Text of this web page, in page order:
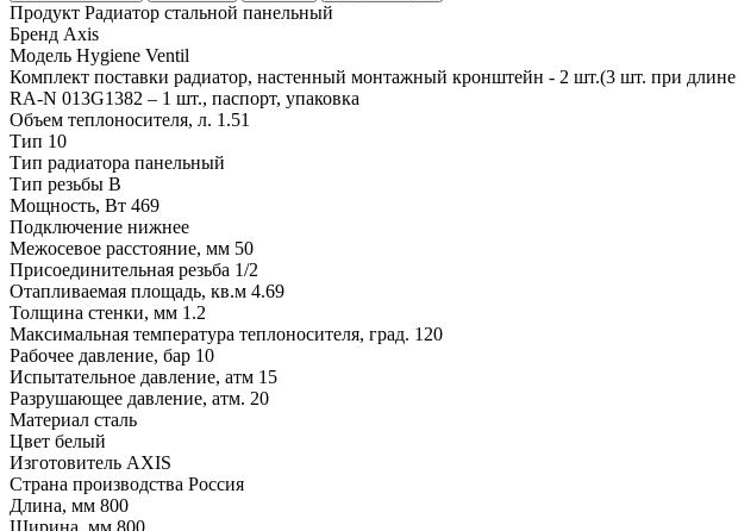
Продукт Радиатор стальной панельный
Бренд Axis
Модель Hygiene Ventil
Комплект поставки радиатор, настенный монтажный кронштейн - 2 шт.(3 шт. при
RA-N 013G1382 – 1 шт., паспорт, упаковка
Объем теплоносителя, л. 1.51
Тип 10
Тип радиатора панельный
Тип резьбы В
Мощность, Вт 469
Подключение нижнее
Межосевое расстояние, мм 50
Присоединительная резьба 1/2
Отапливаемая площадь, кв.м 4.69
Толщина стенки, мм 1.2
Максимальная температура теплоносителя, град. 120
Рабочее давление, бар 10
Испытательное давление, атм 15
Разрушающее давление, атм. 20
Материал сталь
Цвет белый
Изготовитель AXIS
Страна производства Россия
Длина, мм 800
Ширина, мм 800